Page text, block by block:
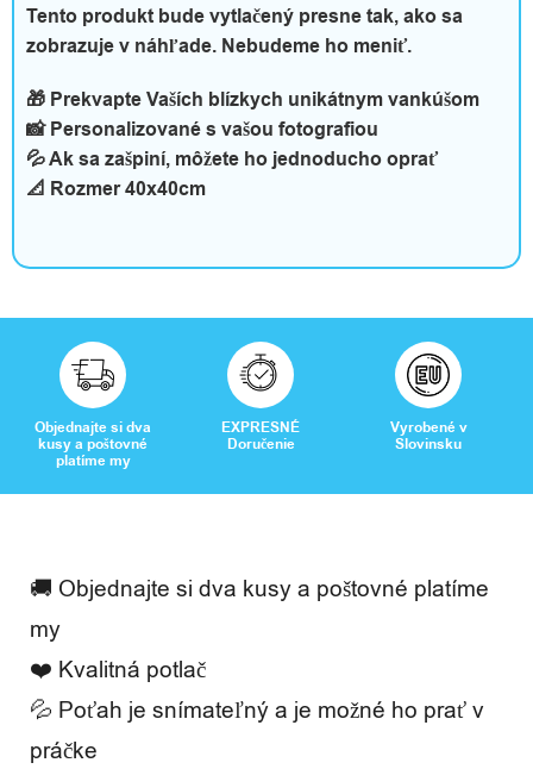
c
n
o
s
a
v
o
ľ
n
ý
a
R
Tento produkt bude vytlačený presne tak, ako sa
zobrazuje v náhľade. Nebudeme ho meniť.
🎁 Prekvapte Vaších blízkych unikátnym vankúšom
📸 Personalizované s vašou fotografiou
💦 Ak sa zašpiní, môžete ho jednoducho oprať
📐 Rozmer 40x40cm
Objednajte si dva
kusy a poštovné
platíme my
EXPRESNÉ
Doručenie
Vyrobené v
Slovinsku
🚚 Objednajte si dva kusy a poštovné platíme
my
❤️ Kvalitná potlač
💦 Poťah je snímateľný a je možné ho prať v
práčke